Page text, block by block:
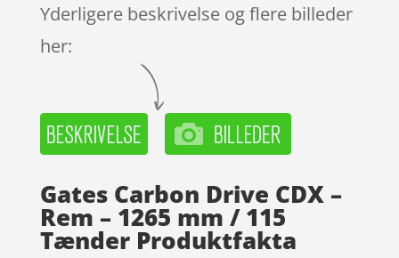
Yderligere beskrivelse og flere billeder
her:
Gates Carbon Drive CDX –
Rem – 1265 mm / 115
Tænder Produktfakta